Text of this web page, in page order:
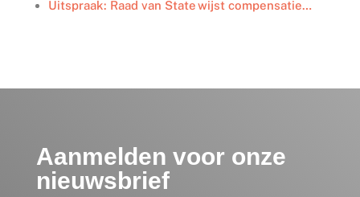
Uitspraak: Raad van State wijst compensatie…
Aanmelden voor onze
nieuwsbrief